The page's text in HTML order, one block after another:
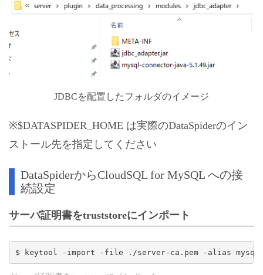
JDBCを配置したフォルダのイメージ
※$DATASPIDER_HOME は実際のDataSpiderのイン
ストール先を指定してください
DataSpiderからCloudSQL for MySQL への接
続設定
サーバ証明書をtruststoreにインポート
$ keytool -import -file ./server-ca.pem -alias